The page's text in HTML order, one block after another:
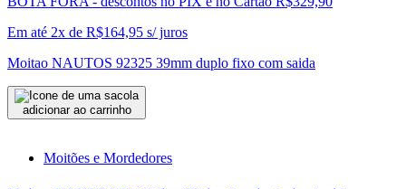
Em até 2x de R$164,95 s/ juros
Moitao NAUTOS 92325 39mm duplo fixo com saida
adicionar ao carrinho
Moitões e Mordedores